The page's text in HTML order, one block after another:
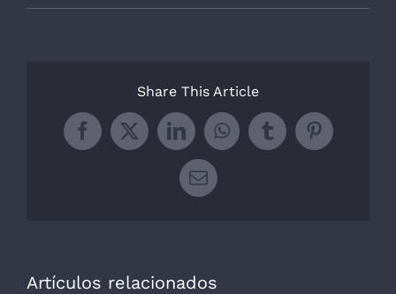
Share This Article
Facebook
X LinkedInWhatsApp
TumblrPinterest
Correo
Artículos relacionados